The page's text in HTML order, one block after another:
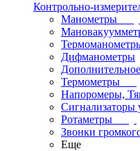
Контрольно-
Манометры
Дифманометры
Термометры
Напоромеры,
Сигнализаторы
Ротаметры
Звонки
Еще